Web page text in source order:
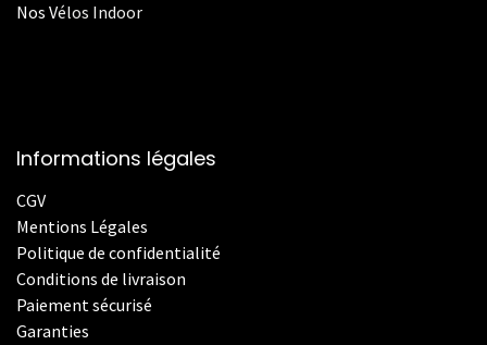
Nos Vélos Indoor
Informations légales
CGV
Mentions Légales
Politique de confidentialité
Conditions de livraison
Paiement sécurisé
Garanties